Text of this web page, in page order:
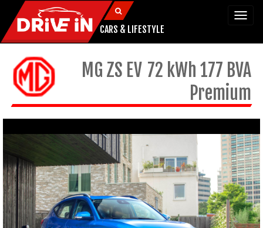
CARS & LIFESTYLE
MG ZS EV 72 kWh 177 BVA
Premium